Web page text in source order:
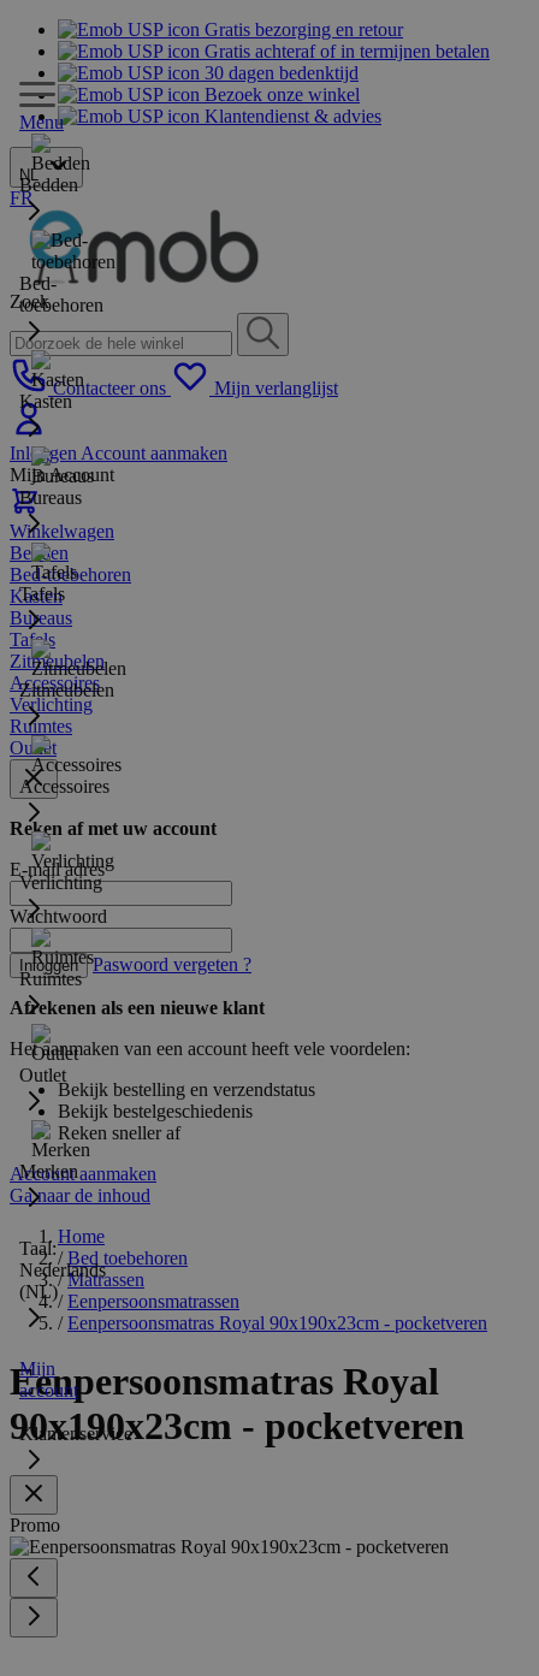
Gratis bezorging en retour
Gratis achteraf of in termijnen betalen
30 dagen bedenktijd
Bezoek onze winkel
Klantendienst & advies
NL
FR
Zoek
Contacteer ons Mijn verlanglijst
Inloggen Account aanmaken
Mijn Account
Winkelwagen
Menu
Bedden
Bed-
toebehoren
Kasten
Bureaus
Tafels
Zitmeubelen
Accessoires
Verlichting
Ruimtes
Outlet
Merken
Taal:
Nederlands
(NL)
Mijn
account
Klantenservice
Bedden
Bed-toebehoren
Kasten
Bureaus
Tafels
Zitmeubelen
Accessoires
Verlichting
Ruimtes
Outlet
Reken af met uw account
E-mail adres
Wachtwoord
Inloggen Paswoord vergeten ?
Afrekenen als een nieuwe klant
Het aanmaken van een account heeft vele voordelen:
Bekijk bestelling en verzendstatus
Bekijk bestelgeschiedenis
Reken sneller af
Account aanmaken
Ga naar de inhoud
Home
/ Bed toebehoren
/ Matrassen
/ Eenpersoonsmatrassen
/ Eenpersoonsmatras Royal 90x190x23cm - pocketveren
Eenpersoonsmatras Royal
90x190x23cm - pocketveren
Promo